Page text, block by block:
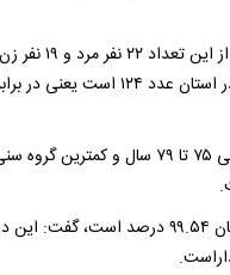
وی با اشاره به این‌که درصد ثبت وفات در مهلت